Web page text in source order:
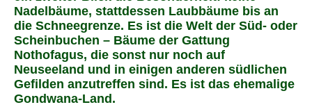
Nadelbäume, stattdessen Laubbäume bis an
die Schneegrenze. Es ist die Welt der Süd- oder
Scheinbuchen – Bäume der Gattung
Nothofagus, die sonst nur noch auf
Neuseeland und in einigen anderen südlichen
Gefilden anzutreffen sind. Es ist das ehemalige
Gondwana-Land.